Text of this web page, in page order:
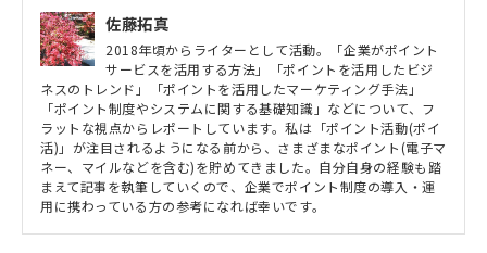
佐藤拓真
2018年頃からライターとして活動。「企業がポイント
サービスを活用する方法」「ポイントを活用したビジ
ネスのトレンド」「ポイントを活用したマーケティング手法」
「ポイント制度やシステムに関する基礎知識」などについて、フ
ラットな視点からレポートしています。私は「ポイント活動(ポイ
活)」が注目されるようになる前から、さまざまなポイント(電子マ
ネー、マイルなどを含む)を貯めてきました。自分自身の経験も踏
まえて記事を執筆していくので、企業でポイント制度の導入・運
用に携わっている方の参考になれば幸いです。